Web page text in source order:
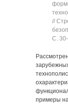
//
C.
примеры